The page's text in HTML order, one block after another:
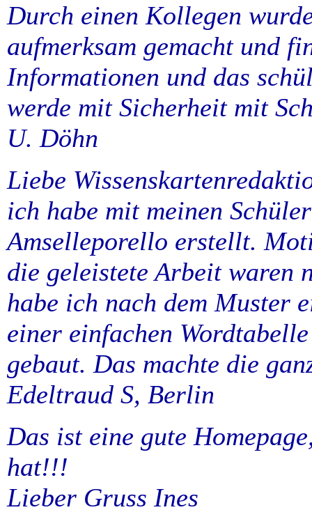
Durch einen Kollegen
aufmerksam gemacht und
Informationen und das
werde mit Sicherheit mit
U. Döhn
Liebe
ich habe mit meinen
Amselleporello erstellt.
die geleistete Arbeit waren
habe ich nach dem Muster
einer einfachen
gebaut. Das machte die
Edeltraud S, Berlin
Das ist eine gute
hat!!!
Lieber Gruss Ines